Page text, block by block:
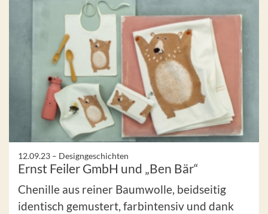
12.09.23 – Designgeschichten
Ernst Feiler GmbH und „Ben Bär“
Chenille aus reiner Baumwolle, beidseitig
identisch gemustert, farbintensiv und dank